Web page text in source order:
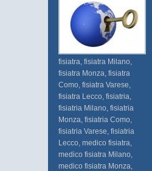
fisiatra, fisiatra Milano,
fisiatra Monza, fisiatra
Como, fisiatra Varese,
fisiatra Lecco, fisiatria,
fisiatria Milano, fisiatria
Monza, fisiatria Como,
fisiatria Varese, fisiatria
Lecco, medico fisiatra,
medico fisiatra Milano,
medico fisiatra Monza,